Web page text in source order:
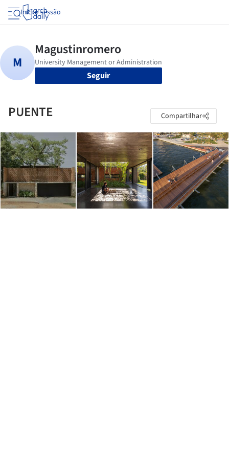
Iniciar sessão
Seguir
PUENTE Compartilhar